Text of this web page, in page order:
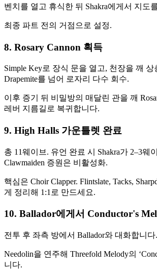
벤치를 열고 휴식한 뒤 Shakra에게서 지도
최종 파트 전의 거점으로 설정.
8. Rosary Cannon 획득
Simple Key로 장식 문을 열고, 천장을 깨
Drapemite를 넘어 로자리 다수 회수.
이후 증기 뒤 비밀방의 매달린 관을 깨
레버 지름길로 복귀합니다.
9. High Halls 가운틀렛 완료
총 11웨이브. 유언 완료 시 Shakra가 2–3웨
Clawmaiden 증원은 비활성화.
핵심은 Choir Clapper. Flintslate, Tacks,
게 정리해 1:1로 만드세요.
10. Ballador에게서 Conductor's
전투 후 좌측 방에서 Ballador와 대화합니다.
Needolin을 연주해 Threefold Melody의
니다.